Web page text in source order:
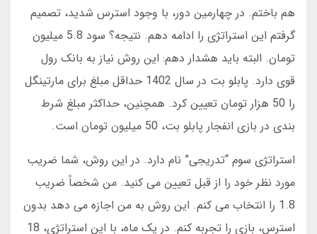
هم باختم. در چهارمین دور، با وجود استرس شدید، تصمیم
گرفتم این استراتژی را ادامه دهم. نتیجه؟ سود 5.8 میلیون
تومان. البته باید هشدار دهم: این روش نیاز به بانک رول
قوی دارد. پابلو بت در سال 1402 حداقل مبلغ برای مارتینگل
را 50 هزار تومان تعیین کرد. همچنین، حداکثر مبلغ شرط
بندی در بازی انفجار پابلو بت، 50 میلیون تومان است.
استراتژی سوم “تدریجی” نام دارد. در این روش، شما ضریب
مورد نظر خود را از قبل تعیین می کنید. من شخصاً ضریب
1.8 را انتخاب می کنم. این روش به من اجازه می دهد بدون
استرس، بازی را تجربه کنم. در یک ماه، با این استراتژی، 18